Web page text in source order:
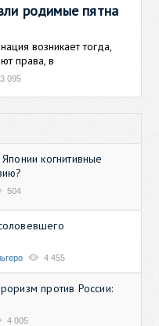
родимые пятна
возникает тогда,
права, в
095
когнитивные
504
4 455
против России:
4 005